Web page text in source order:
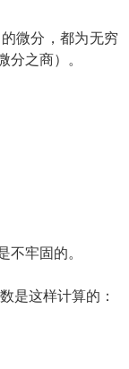
微分，都为无穷
分之商）。
不牢固的。
是这样计算的：